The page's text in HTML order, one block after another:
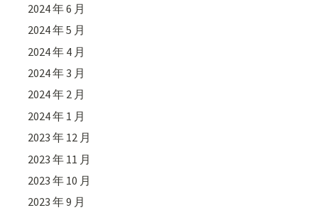
2024 年 6 月
2024 年 5 月
2024 年 4 月
2024 年 3 月
2024 年 2 月
2024 年 1 月
2023 年 12 月
2023 年 11 月
2023 年 10 月
2023 年 9 月